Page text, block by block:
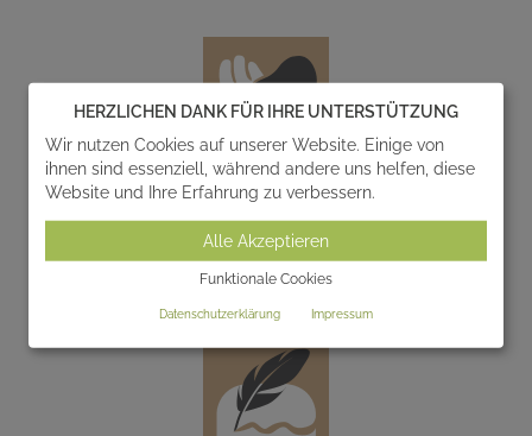
Entwurf
Wir entwerfen und realisieren gemeinsam mit Ihnen
einzigartige Gedenksteine zur individuellen
HERZLICHEN DANK FÜR IHRE UNTERSTÜTZUNG
Wir nutzen Cookies auf unserer Website. Einige von
ihnen sind essenziell, während andere uns helfen, diese
Website und Ihre Erfahrung zu verbessern.
Alle Akzeptieren
Funktionale Cookies
Datenschutzerklärung Impressum